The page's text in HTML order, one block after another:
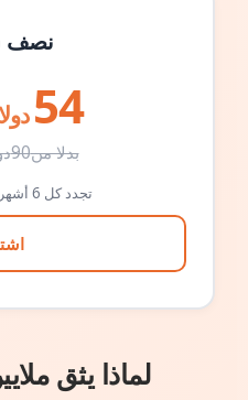
نصف
54
بدلا من90
تجدد كل 6 أشهر بالسعر الأصلي
لماذا يثق